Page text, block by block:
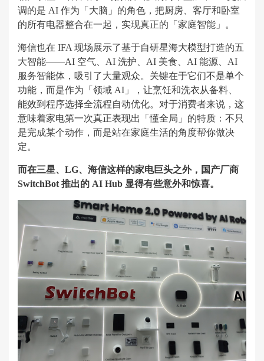
调的是 AI 作为「大脑」的角色，把厨房、客厅和卧室
的所有电器整合在一起，实现真正的「家庭智能」。
海信也在 IFA 现场展示了基于自研星海大模型打造的五
大智能——AI 空气、AI 洗护、AI 美食、AI 能源、AI
服务智能体，吸引了大量观众。关键在于它们不是单个
功能，而是作为「领域 AI」，让烹饪和洗衣从备料、
能效到程序选择全流程自动优化。对于消费者来说，这
意味着家电第一次真正表现出「懂全局」的特质：不只
是完成某个动作，而是站在家庭生活的角度帮你做决
定。
而在三星、LG、海信这样的家电巨头之外，国产厂商
SwitchBot 推出的 AI Hub 显得有些意外和惊喜。